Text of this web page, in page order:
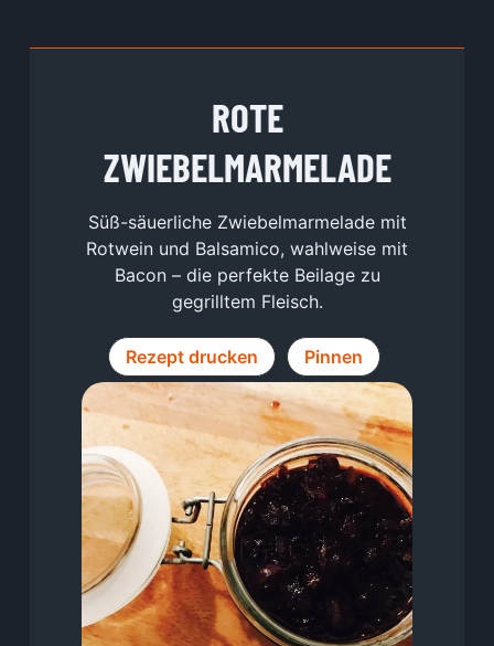
ROTE
ZWIEBELMARMELADE
Süß-säuerliche Zwiebelmarmelade mit
Rotwein und Balsamico, wahlweise mit
Bacon – die perfekte Beilage zu
gegrilltem Fleisch.
Rezept drucken Pinnen